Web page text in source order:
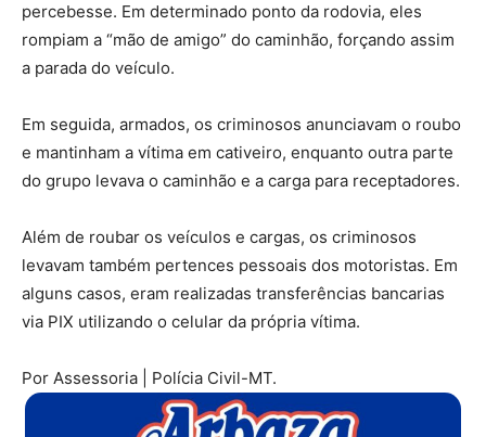
percebesse. Em determinado ponto da rodovia, eles
rompiam a “mão de amigo” do caminhão, forçando assim
a parada do veículo.
Em seguida, armados, os criminosos anunciavam o roubo
e mantinham a vítima em cativeiro, enquanto outra parte
do grupo levava o caminhão e a carga para receptadores.
Além de roubar os veículos e cargas, os criminosos
levavam também pertences pessoais dos motoristas. Em
alguns casos, eram realizadas transferências bancarias
via PIX utilizando o celular da própria vítima.
Por Assessoria | Polícia Civil-MT.